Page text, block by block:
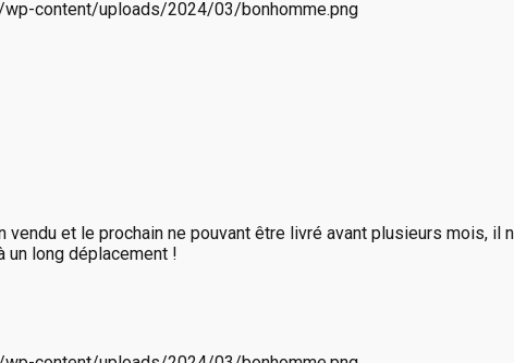
vendu et le prochain ne pouvant être livré avant plusieurs mois,
un long déplacement !